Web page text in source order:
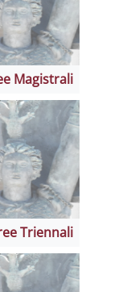
Lauree
Lauree